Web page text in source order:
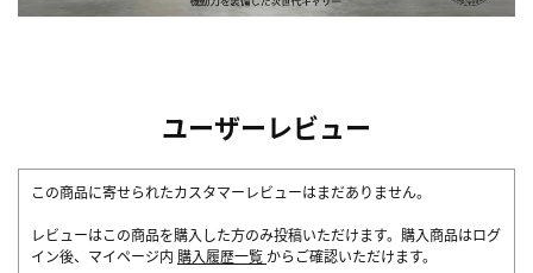
ユーザーレビュー
この商品に寄せられたカスタマーレビューはまだありません。
レビューはこの商品を購入した方のみ投稿いただけます。購入商品はログ
イン後、マイページ内 購入履歴一覧 からご確認いただけます。